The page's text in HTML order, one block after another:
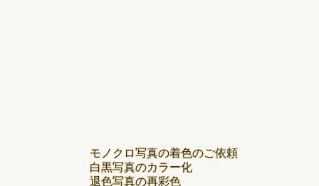
モノクロ写真の着色のご依頼
白黒写真のカラー化
退色写真の再彩色